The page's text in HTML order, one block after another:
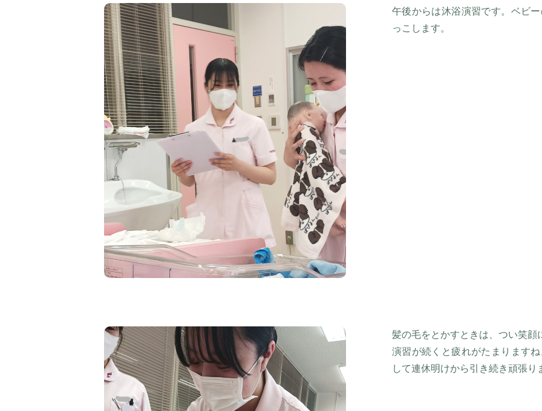
午後からは沐浴演習です。ベビ
っこします。
髪の毛をとかすときは、つい笑顔
演習が続くと疲れがたまります
して連休明けから引き続き頑張り